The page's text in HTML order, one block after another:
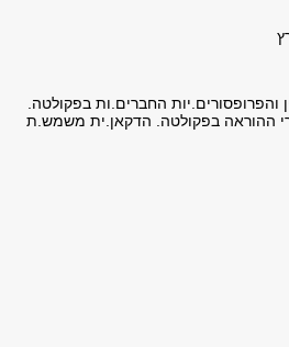
החברים.ות בפקולטה.
ההוראה בפקולטה. הדקאן.ית משמש.ת